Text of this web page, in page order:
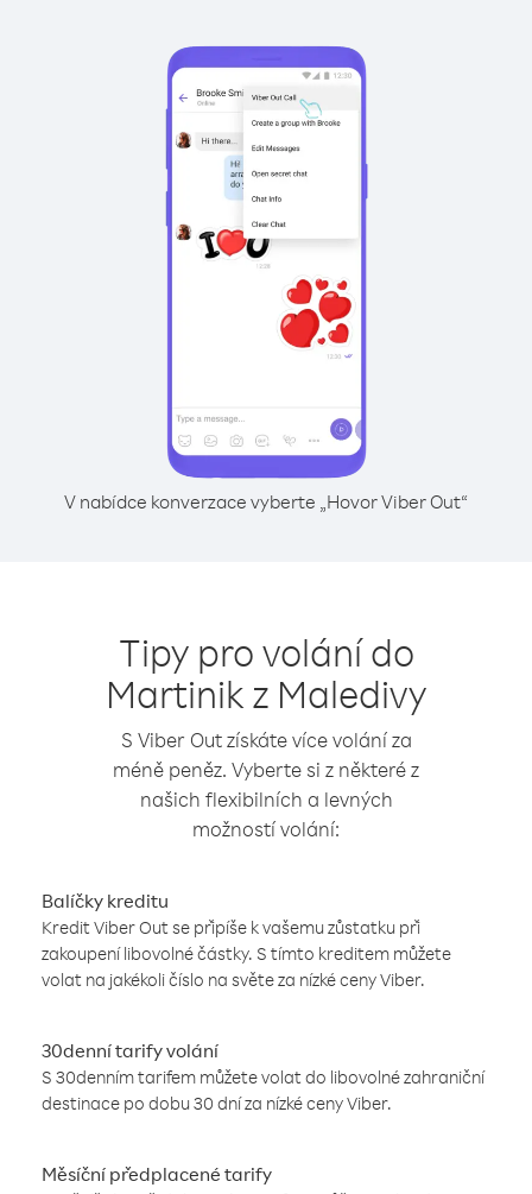
V nabídce konverzace vyberte „Hovor Viber Out“
Tipy pro volání do
Martinik z Maledivy
S Viber Out získáte více volání za
méně peněz. Vyberte si z některé z
našich flexibilních a levných
možností volání:
Balíčky kreditu
Kredit Viber Out se připíše k vašemu zůstatku při
zakoupení libovolné částky. S tímto kreditem můžete
volat na jakékoli číslo na světe za nízké ceny Viber.
30denní tarify volání
S 30denním tarifem můžete volat do libovolné zahraniční
destinace po dobu 30 dní za nízké ceny Viber.
Měsíční předplacené tarify